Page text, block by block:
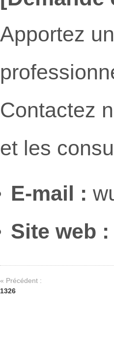
Apportez
Contactez
et les
E-mail :
Site web :
« Précédent :
1326